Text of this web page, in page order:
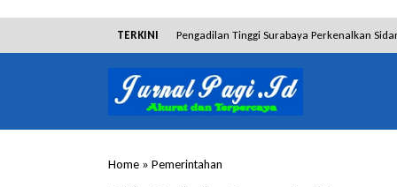
TERKINI Pengadilan Tinggi Surabaya Perkenalkan
Dibantah Terdakwa Ranto Hensa, Salim
Tim Tabur Kejari Surabaya Ringkus Mulia
Home » Pemerintahan